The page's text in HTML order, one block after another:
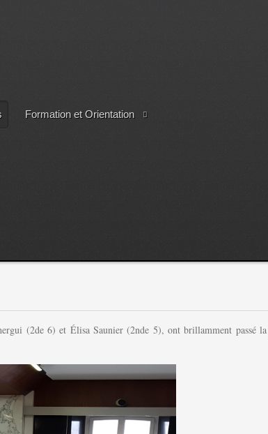
Formation et Orientation
(2de 6) et Élisa Saunier (2nde 5), ont brillamment passé